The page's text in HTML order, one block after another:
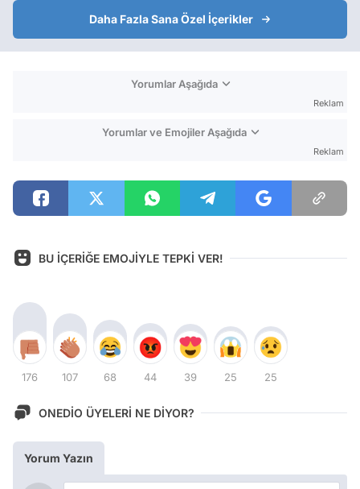
Daha Fazla Sana Özel İçerikler
Yorumlar Aşağıda
Reklam
Yorumlar ve Emojiler Aşağıda
Reklam
BU İÇERİĞE EMOJİYLE TEPKİ VER!
176 107 68 44 39 25 25
ONEDİO ÜYELERİ NE DİYOR?
Yorum Yazın